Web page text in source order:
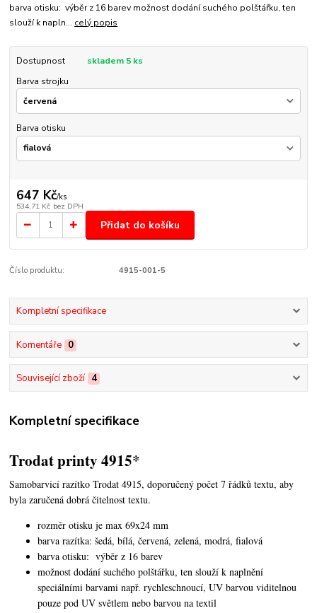
barva otisku: výběr z 16 barev možnost dodání suchého polštářku, ten
slouží k napln... celý popis
Dostupnost
skladem 5 ks
Barva strojku
Barva otisku
647 Kč/ks
534,71 Kč bez DPH
Přidat do košíku
Číslo produktu: 4915-001-5
Kompletní specifikace
Komentáře 0
Související zboží 4
Kompletní specifikace
Trodat printy 4915*
Samobarvicí razítko Trodat 4915, doporučený počet 7 řádků textu, aby
byla zaručená dobrá čitelnost textu.
rozměr otisku je max 69x24 mm
barva razítka: šedá, bílá, červená, zelená, modrá, fialová
barva otisku: výběr z 16 barev
možnost dodání suchého polštářku, ten slouží k naplnění
speciálními barvami např. rychleschnoucí, UV barvou viditelnou
pouze pod UV světlem nebo barvou na textil